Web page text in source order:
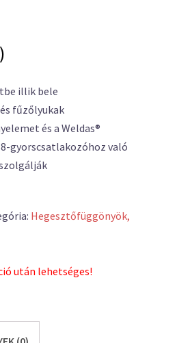
illik bele
fűzőlyukak
és a Weldas®
gyorscsatlakozóhoz való
Hegesztőfüggönyök,
után lehetséges!